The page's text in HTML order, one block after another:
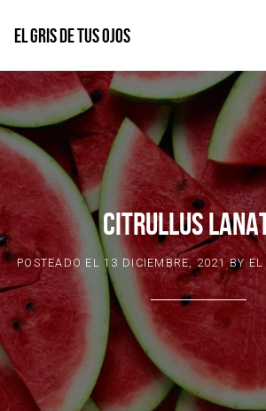
Skip
to
content
EL GRIS DE TUS OJOS
CITRULLUS
POSTEADO EL13 DICIEMBRE, 2021BYEL